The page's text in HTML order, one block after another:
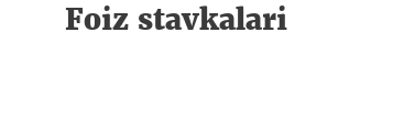
Foiz stavkalari